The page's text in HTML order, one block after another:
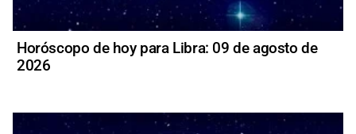
Horóscopo de hoy para Libra: 09 de agosto de
2026